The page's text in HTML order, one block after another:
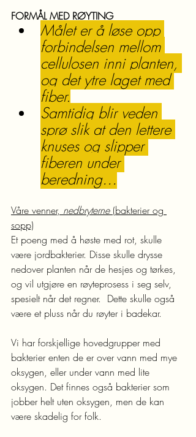
FORMÅL MED RØYTING
Målet er å løse opp
forbindelsen mellom
cellulosen inni planten,
og det ytre laget med
fiber.
Samtidig blir veden
sprø slik at den lettere
knuses og slipper
fiberen under
beredning…
Våre venner, nedbryterne (bakterier og
sopp)
Et poeng med å høste med rot, skulle
være jordbakterier. Disse skulle drysse
nedover planten når de hesjes og tørkes,
og vil utgjøre en røyteprosess i seg selv,
spesielt når det regner.  Dette skulle også
være et pluss når du røyter i badekar.
Vi har forskjellige hovedgrupper med
bakterier enten de er over vann med mye
oksygen, eller under vann med lite
oksygen. Det finnes også bakterier som
jobber helt uten oksygen, men de kan
være skadelig for folk.